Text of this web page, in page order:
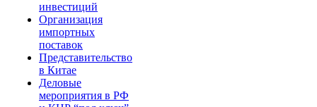
инвестиций
Организация
импортных
поставок
Представительство
в Китае
Деловые
мероприятия в РФ